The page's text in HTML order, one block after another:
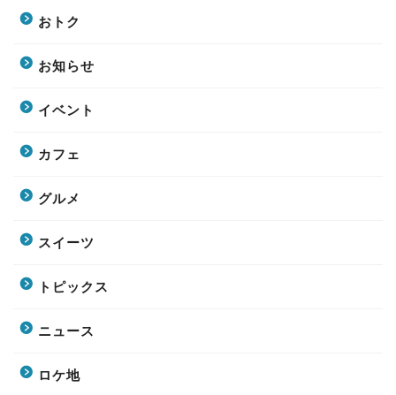
おトク
お知らせ
イベント
カフェ
グルメ
スイーツ
トピックス
ニュース
ロケ地